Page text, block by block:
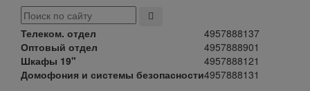
Телеком. отдел
4957888137
Оптовый отдел
4957888901
Шкафы 19"
4957888121
Домофония и системы безопасности4957888131